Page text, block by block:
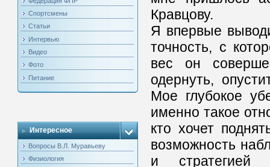
Спортсмены
Статьи
Интервью
Видео
Фото
Питание
Интересное
Вопросы В.Л. Муравьеву
Физиология
Кравцову.
Я впервые
точность, с
вес он
одернуть,
Мое глубокое
именно такое
кто хочет
возможность
и